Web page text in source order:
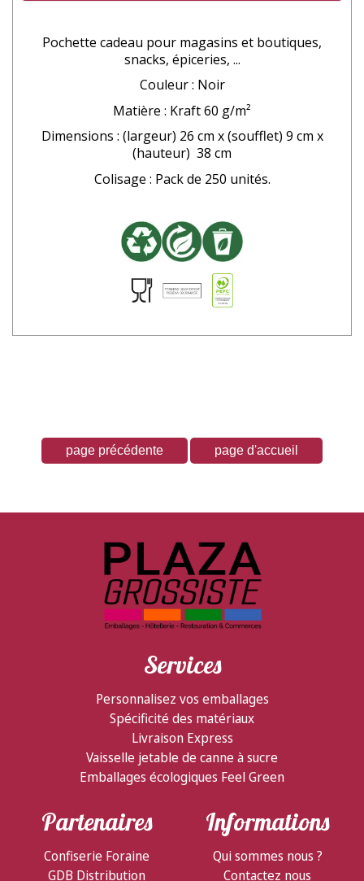
Pochette cadeau pour magasins et boutiques,
snacks, épiceries, ...
Couleur : Noir
Matière : Kraft 60 g/m²
Dimensions : (largeur) 26 cm x (soufflet) 9 cm x
(hauteur) 38 cm
Colisage : Pack de 250 unités.
Services
Personnalisez vos emballages
Spécificité des matériaux
Livraison Express
Vaisselle jetable de canne à sucre
Emballages écologiques Feel Green
Partenaires
Confiserie Foraine
GDB Distribution
Informations
Qui sommes nous ?
Contactez nous